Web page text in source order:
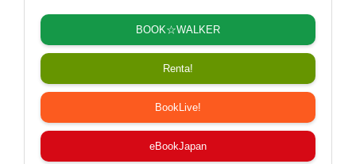
BOOK☆WALKER
Renta!
BookLive!
eBookJapan